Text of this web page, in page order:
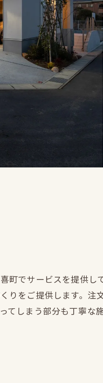
でサービスを提供し
りをご提供します。注
てしまう部分も丁寧な